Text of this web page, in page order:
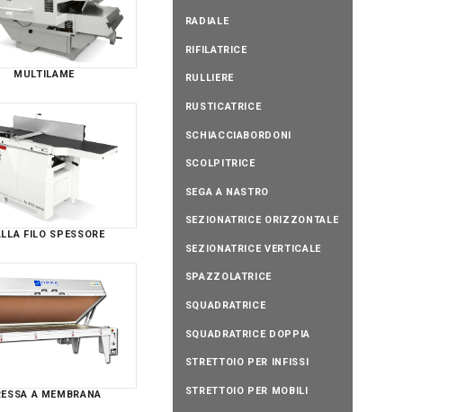
MULTILAME
FILO SPESSORE
A MEMBRANA
RADIALE
RIFILATRICE
RULLIERE
RUSTICATRICE
SCHIACCIABORDONI
SCOLPITRICE
SEGA A NASTRO
SEZIONATRICE ORIZZONTALE
SEZIONATRICE VERTICALE
SPAZZOLATRICE
SQUADRATRICE
SQUADRATRICE DOPPIA
STRETTOIO PER INFISSI
STRETTOIO PER MOBILI